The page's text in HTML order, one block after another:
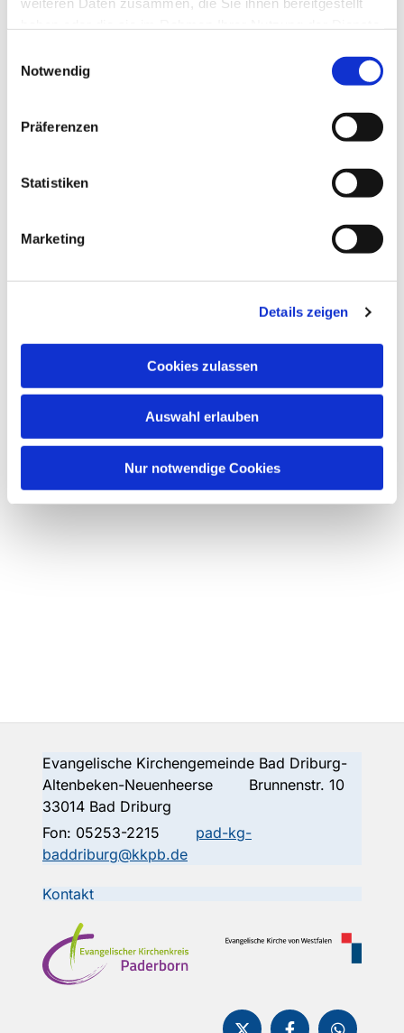
Notwendig
Präferenzen
Statistiken
Marketing
Details zeigen
Cookies zulassen
Auswahl erlauben
Nur notwendige Cookies
Dies könnte Sie auch
Evangelische Kirchengemeinde Bad Driburg-
Altenbeken-Neuenheerse Brunnenstr. 10
33014 Bad Driburg
Fon: 05253-2215
pad-kg-
baddriburg@kkpb.de
Kontakt